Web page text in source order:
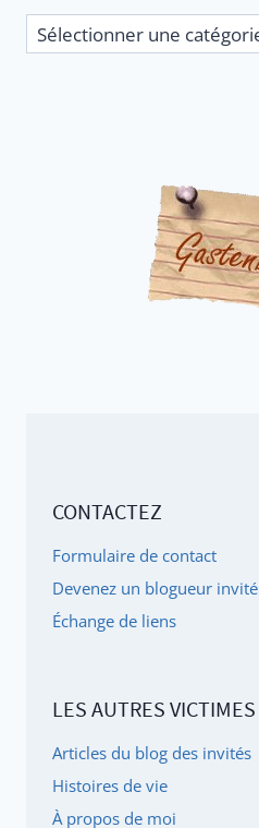
Catégories
d'articles
CONTACTEZ
Formulaire de contact
Devenez un blogueur invité
Échange de liens
LES AUTRES VICTIMES
Articles du blog des invités
Histoires de vie
À propos de moi